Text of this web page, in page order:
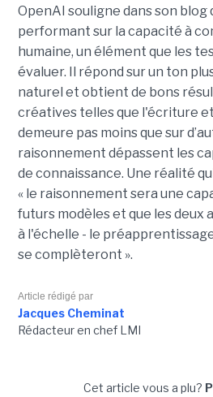
OpenAI souligne dans son blog
performant sur la capacité à
humaine, un élément que les
évaluer. Il répond sur un ton
naturel et obtient de bons
créatives telles que l'écriture et
demeure pas moins que sur
raisonnement dépassent les
de connaissance. Une réalité
« le raisonnement sera une
futurs modèles et que les deux
à l'échelle - le
se complèteront ».
Article rédigé par
Jacques Cheminat
Rédacteur en chef LMI
Cet article vous a plu?